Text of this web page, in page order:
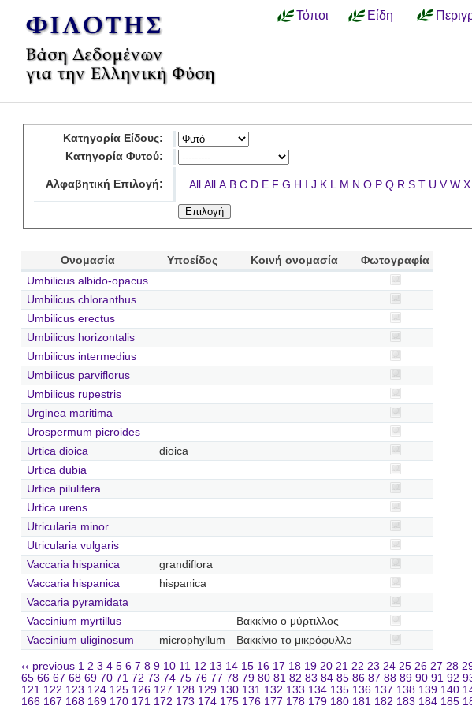
Τόποι Είδη
Κατηγορία Είδους:
Κατηγορία Φυτού:
Αλφαβητική Επιλογή: All All A B C D E F G H I J K L M N O P Q R S T U V W X
Ονομασία Υποείδος Κοινή ονομασία
Φωτογραφία
Umbilicus albido-opacus
Umbilicus chloranthus
Umbilicus erectus
Umbilicus horizontalis
Umbilicus intermedius
Umbilicus parviflorus
Umbilicus rupestris
Urginea maritima
Urospermum picroides
Urtica dioica
dioica
Urtica dubia
Urtica pilulifera
Urtica urens
Utricularia minor
Utricularia vulgaris
Vaccaria hispanica
grandiflora
Vaccaria hispanica
hispanica
Vaccaria pyramidata
Vaccinium myrtillus
Βακκίνιο ο μύρτιλλος
Vaccinium uliginosum
microphyllum Βακκίνιο το μικρόφυλλο
‹‹ previous 1 2 3 4 5 6 7 8 9 10 11 12 13 14 15 16 17 18 19 20 21 22 23 24 25 26 27 28
65 66 67 68 69 70 71 72 73 74 75 76 77 78 79 80 81 82 83 84 85 86 87 88 89 90 91 92
121 122 123 124 125 126 127 128 129 130 131 132 133 134 135 136 137 138 139 140
166 167 168 169 170 171 172 173 174 175 176 177 178 179 180 181 182 183 184 185